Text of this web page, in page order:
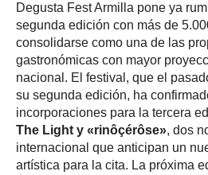
Degusta Fest Armilla pone ya
segunda edición con más de
consolidarse como una de las
gastronómicas con mayor
nacional. El festival, que el
su segunda edición, ha
incorporaciones para la tercera
The Light y «rinôçérôse», dos
internacional que anticipan un
artística para la cita. La próxima